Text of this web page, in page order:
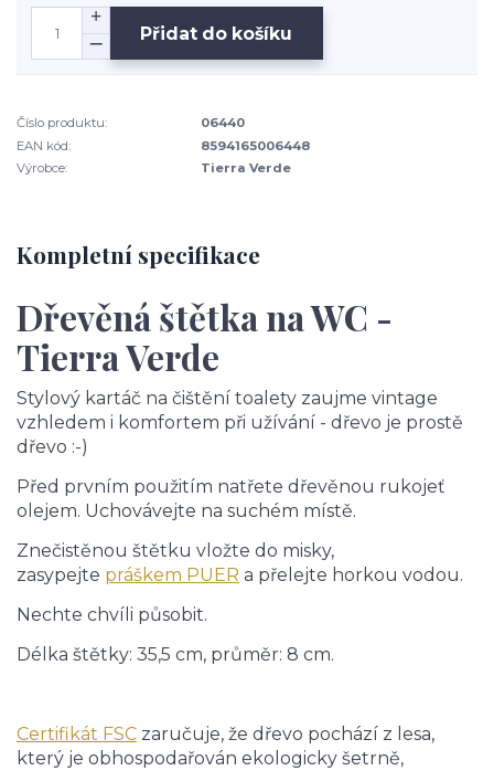
Přidat do košíku
Číslo produktu:
06440
EAN kód:
8594165006448
Výrobce:
Tierra Verde
Kompletní specifikace
Dřevěná štětka na WC -
Tierra Verde
Stylový kartáč na čištění toalety zaujme vintage
vzhledem i komfortem při užívání - dřevo je prostě
dřevo :-)
Před prvním použitím natřete dřevěnou rukojeť
olejem. Uchovávejte na suchém místě.
Znečistěnou štětku vložte do misky,
zasypejte práškem PUER a přelejte horkou vodou.
Nechte chvíli působit.
Délka štětky: 35,5 cm, průměr: 8 cm.
Certifikát FSC zaručuje, že dřevo pochází z lesa,
který je obhospodařován ekologicky šetrně,